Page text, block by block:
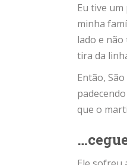
Eu tive
minha
lado e não
tira da
Então,
que o